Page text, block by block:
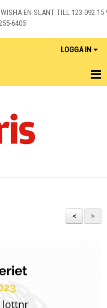
EN SLANT TILL 123 092 15
6405
LOGGA IN
>
<